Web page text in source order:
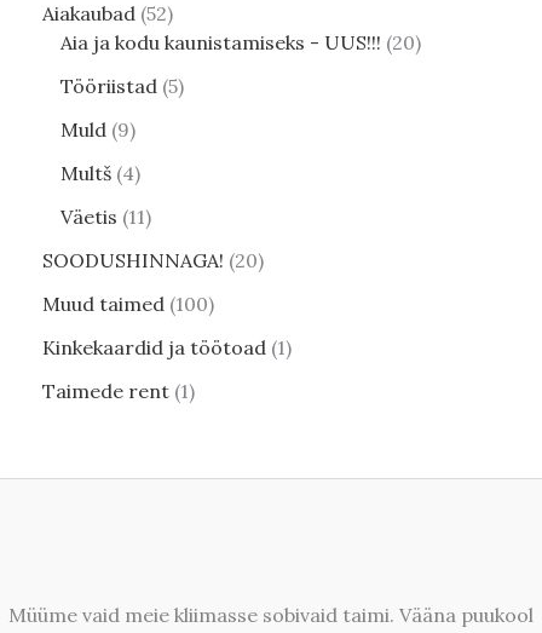
Aiakaubad 52
Aia ja kodu kaunistamiseks - UUS!!! 20
Tööriistad 5
Muld 9
Multš 4
Väetis 11
SOODUSHINNAGA! 20
Muud taimed 100
Kinkekaardid ja töötoad 1
Taimede rent 1
Müüme vaid meie kliimasse sobivaid taimi. Vääna puukool